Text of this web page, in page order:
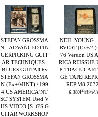
STEFAN GROSSMA
N - ADVANCED FIN
GERPICKING GUIT
AR TECHNIQUES :
BLUES GUITAR by
STEFAN GROSSMA
N (Ex+/MINT) / 199
4 US AMERICA 'NT
SC' SYSTEM Used V
HS VIDEO [S. G'S G
UITAR WORKSHOP
NEIL YOUNG -
RVEST (Ex+/? )
76 Version US
RICA REISSUE
8 TRACK
GE TAPE
REP M8
6,380円(税込)